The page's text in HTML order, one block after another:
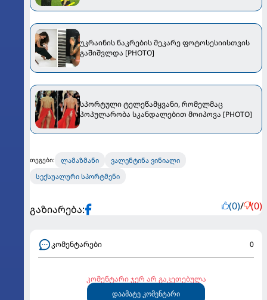
უკრაინის ნაკრების მეკარე ფოტოსესიისთვის
გაშიშვლდა [PHOTO]
სპორტული ტელეწამყვანი, რომელმაც
პოპულარობა სკანდალებით მოიპოვა [PHOTO]
თეგები: ლამაზმანი
ვალენტინა ვინიალი
სექსუალური სპორტმენი
გაზიარება: (0)/ (0)
კომენტარები 0
კომენტარი ჯერ არ გაკეთებულა
დაამატე კომენტარი